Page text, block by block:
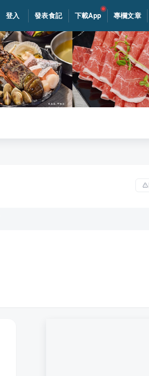
登入 發表食記 下載App 專欄文章